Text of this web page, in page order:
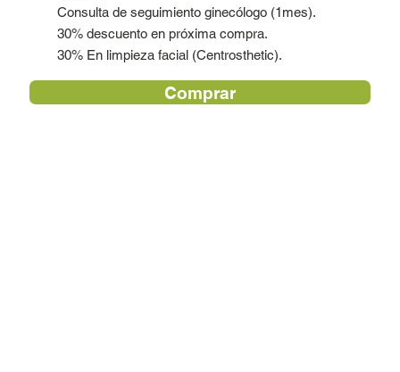
Consulta de seguimiento ginecólogo (1mes).
30% descuento en próxima compra.
30% En limpieza facial (Centrosthetic).
Comprar